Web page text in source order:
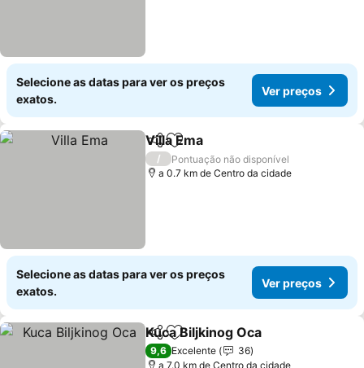
Selecione as datas para ver os preços
exatos.
Ver preços
PartilharAdicionar aos favoritos
Villa Ema
/
Pontuação não disponível
a 0.7 km de Centro da cidade
Selecione as datas para ver os preços
exatos.
Ver preços
PartilharAdicionar aos favoritos
Kuca Biljkinog Oca
9,6 Excelente
36
a 7.0 km de Centro da cidade